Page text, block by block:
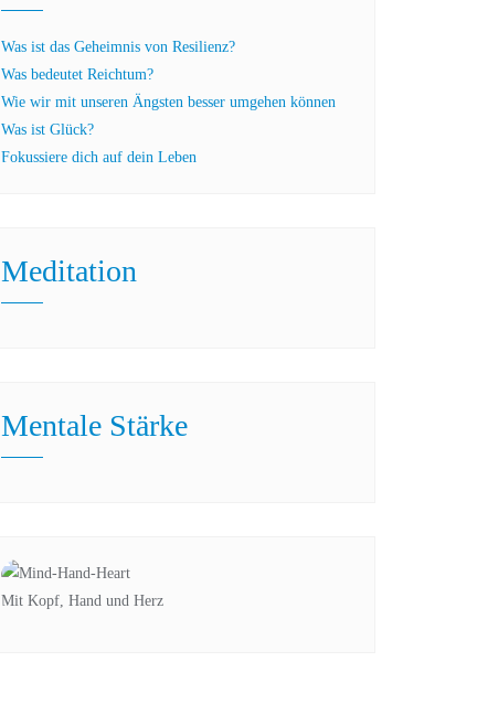
Was ist das Geheimnis von Resilienz?
Was bedeutet Reichtum?
Wie wir mit unseren Ängsten besser umgehen können
Was ist Glück?
Fokussiere dich auf dein Leben
Meditation
Mentale Stärke
Mit Kopf, Hand und Herz